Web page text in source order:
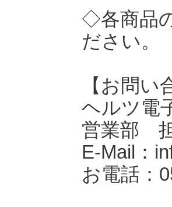
◇各商品
ださい。
【お問い
ヘルツ電
営業部
E-Mail：
お電話：